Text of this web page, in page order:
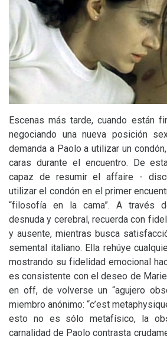
Escenas más tarde, cuando están
negociando una nueva posición
demanda a Paolo a utilizar un
caras durante el encuentro. De
capaz de resumir el affaire -
utilizar el condón en el primer
“filosofía en la cama”. A través
desnuda y cerebral, recuerda con
y ausente, mientras busca
semental italiano. Ella rehúye
mostrando su fidelidad emocional
es consistente con el deseo de
en off, de volverse un “agujero
miembro anónimo: “c’est
esto no es sólo metafísico, la
carnalidad de Paolo contrasta